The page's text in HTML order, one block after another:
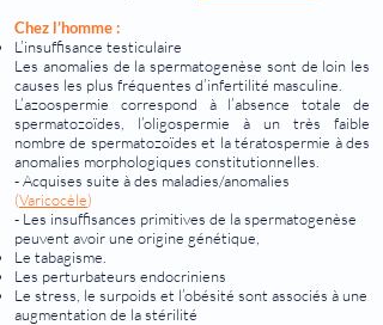
Chez l’homme :
L’insuffisance testiculaire
Les anomalies de la spermatogenèse sont de loin les
causes les plus fréquentes d’infertilité masculine.
L’azoospermie correspond à l’absence totale de
spermatozoïdes, l’oligospermie à un très faible
nombre de spermatozoïdes et la tératospermie à des
anomalies morphologiques constitutionnelles.
- Acquises suite à des maladies/anomalies
(Varicocèle)
- Les insuffisances primitives de la spermatogenèse
peuvent avoir une origine génétique,
Le tabagisme.
Les perturbateurs endocriniens
Le stress, le surpoids et l’obésité sont associés à une
augmentation de la stérilité